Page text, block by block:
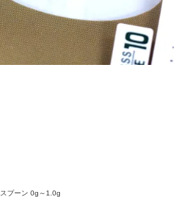
スプーン 0g～1.0g